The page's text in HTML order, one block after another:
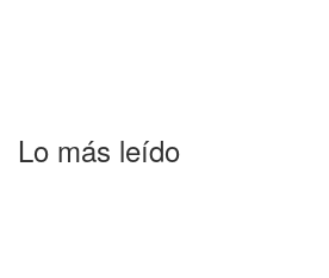
Lo más leído